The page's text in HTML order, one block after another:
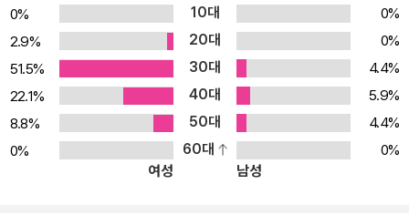
0% 10대
0%
2.9%
20대
0%
51.5%
30대
4.4%
22.1%
40대
5.9%
8.8%
50대
4.4%
0%
60대
0%
여성
남성